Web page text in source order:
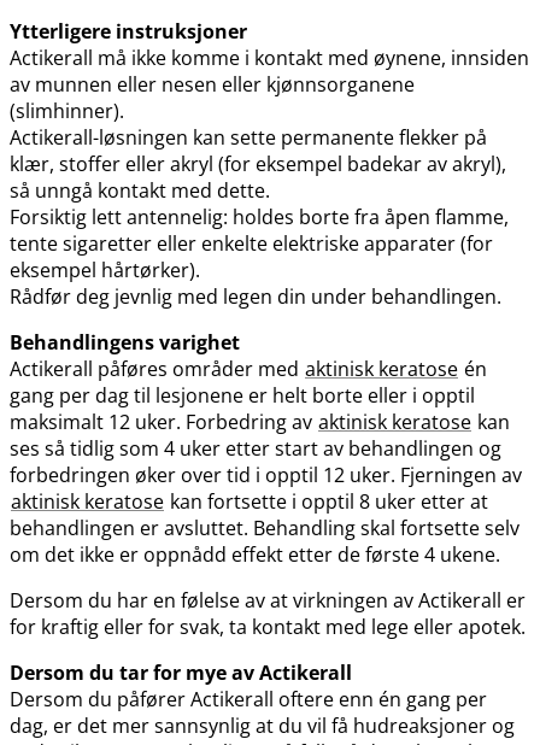
Ytterligere instruksjoner
Actikerall må ikke komme i kontakt med øynene, innsiden
av munnen eller nesen eller kjønnsorganene
(slimhinner).
Actikerall-løsningen kan sette permanente flekker på
klær, stoffer eller akryl (for eksempel badekar av akryl),
så unngå kontakt med dette.
Forsiktig lett antennelig: holdes borte fra åpen flamme,
tente sigaretter eller enkelte elektriske apparater (for
eksempel hårtørker).
Rådfør deg jevnlig med legen din under behandlingen.
Behandlingens varighet
Actikerall påføres områder med aktinisk keratose én
gang per dag til lesjonene er helt borte eller i opptil
maksimalt 12 uker. Forbedring av aktinisk keratose kan
ses så tidlig som 4 uker etter start av behandlingen og
forbedringen øker over tid i opptil 12 uker. Fjerningen av
aktinisk keratose kan fortsette i opptil 8 uker etter at
behandlingen er avsluttet. Behandling skal fortsette selv
om det ikke er oppnådd effekt etter de første 4 ukene.
Dersom du har en følelse av at virkningen av Actikerall er
for kraftig eller for svak, ta kontakt med lege eller apotek.
Dersom du tar for mye av Actikerall
Dersom du påfører Actikerall oftere enn én gang per
dag, er det mer sannsynlig at du vil få hudreaksjoner og